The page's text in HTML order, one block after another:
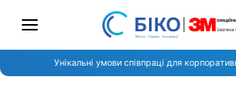
Унікальні умови співпраці для